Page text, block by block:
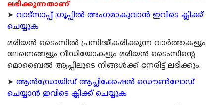
ലഭിക്കുന്നതാണ്
➤ വാട്സാപ്പ് ഗ്രൂപ്പിൽ അംഗമാകുവാൻ ഇവിടെ ക്ലിക്ക്
ചെയ്യുക
മരിയന്‍ ടൈംസില്‍ പ്രസിദ്ധീകരിക്കുന്ന വാര്‍ത്തകളും
ലേഖനങ്ങളും വീഡിയോകളും മരിയന്‍ ടൈംസിന്റെ
മൊബൈല്‍ ആപ്പിലൂടെ നിങ്ങള്‍ക്ക് നേരിട്ട് ലഭിക്കും.
➤ ആന്‍ഡ്രോയിഡ് ആപ്ലിക്കേഷന്‍ ഡൌണ്‍ലോഡ്
ചെയ്യാന്‍ ഇവിടെ ക്ലിക്ക് ചെയ്യുക